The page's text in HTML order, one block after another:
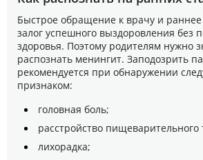
Быстрое обращение к врачу и
залог успешного выздоровления без
здоровья. Поэтому родителям нужно
распознать менингит. Заподозрить
рекомендуется при обнаружении
признаком:
головная боль;
расстройство пищеварительного
лихорадка;